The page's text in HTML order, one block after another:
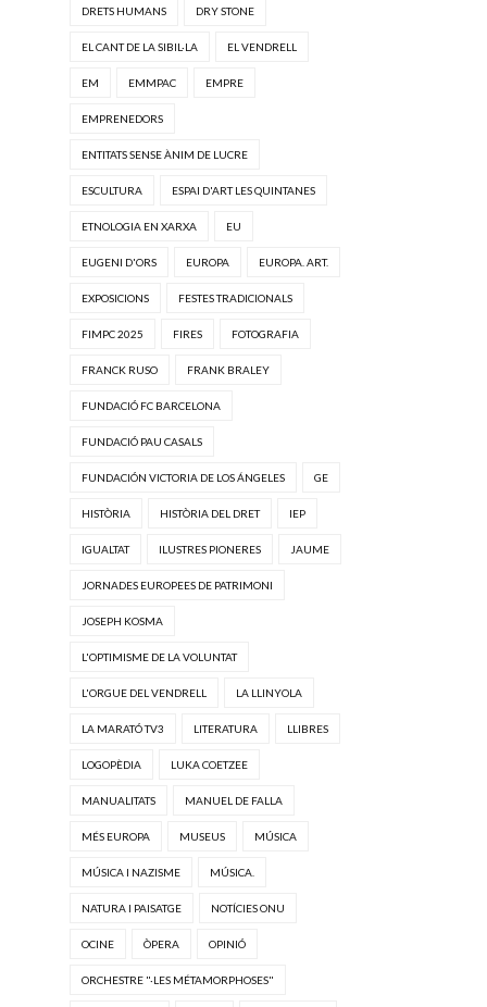
DRETS HUMANS DRY STONE
EL CANT DE LA SIBIL·LA EL VENDRELL
EM EMMPAC EMPRE
EMPRENEDORS
ENTITATS SENSE ÀNIM DE LUCRE
ESCULTURA ESPAI D'ART LES QUINTANES
ETNOLOGIA EN XARXA EU
EUGENI D'ORS EUROPA EUROPA. ART.
EXPOSICIONS FESTES TRADICIONALS
FIMPC 2025 FIRES FOTOGRAFIA
FRANCK RUSO FRANK BRALEY
FUNDACIÓ FC BARCELONA
FUNDACIÓ PAU CASALS
FUNDACIÓN VICTORIA DE LOS ÁNGELES GE
HISTÒRIA HISTÒRIA DEL DRET IEP
IGUALTAT ILUSTRES PIONERES JAUME
JORNADES EUROPEES DE PATRIMONI
JOSEPH KOSMA
L'OPTIMISME DE LA VOLUNTAT
L'ORGUE DEL VENDRELL LA LLINYOLA
LA MARATÓ TV3 LITERATURA LLIBRES
LOGOPÈDIA LUKA COETZEE
MANUALITATS MANUEL DE FALLA
MÉS EUROPA MUSEUS MÚSICA
MÚSICA I NAZISME MÚSICA.
NATURA I PAISATGE NOTÍCIES ONU
OCINE ÒPERA OPINIÓ
ORCHESTRE "·LES MÉTAMORPHOSES"